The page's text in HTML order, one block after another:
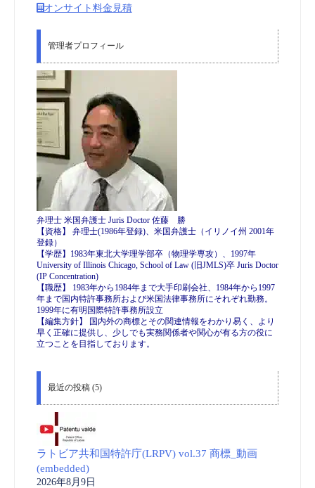
オンサイト料金見積
管理者プロフィール
弁理士 米国弁護士 Juris Doctor 佐藤 勝
【資格】 弁理士(1986年登録)、米国弁護士（イリノイ州 2001年
登録）
【学歴】1983年東北大学理学部卒（物理学専攻）、1997年
University of Illinois Chicago, School of Law (旧JMLS)卒 Juris Doctor
(IP Concentration)
【職歴】 1983年から1984年まで大手印刷会社、1984年から1997
年まで国内特許事務所および米国法律事務所にそれぞれ勤務。
1999年に有明国際特許事務所設立
【編集方針】 国内外の商標とその関連情報をわかり易く、より
早く正確に提供し、少しでも実務関係者や関心が有る方の役に
立つことを目指しております。
最近の投稿 (5)
ラトビア共和国特許庁(LRPV) vol.37 商標_動画
(embedded)
2026年8月9日